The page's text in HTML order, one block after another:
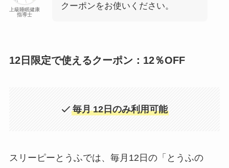
上級睡眠健康
指導士
クーポンをお使いください。
12日限定で使えるクーポン：12％OFF
毎月 12日のみ利用可能
スリーピーとうふでは、毎月12日の「とうふの